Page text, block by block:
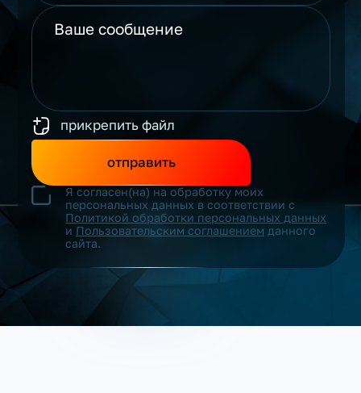
прикрепить файл
отправить
Я согласен(на) на обработку моих
персональных данных в соответствии с
Политикой обработки персональных данных
и Пользовательским соглашением данного
сайта.